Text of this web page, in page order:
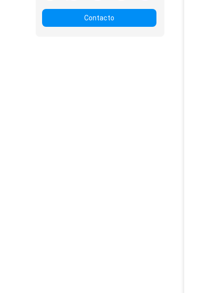
Contacto